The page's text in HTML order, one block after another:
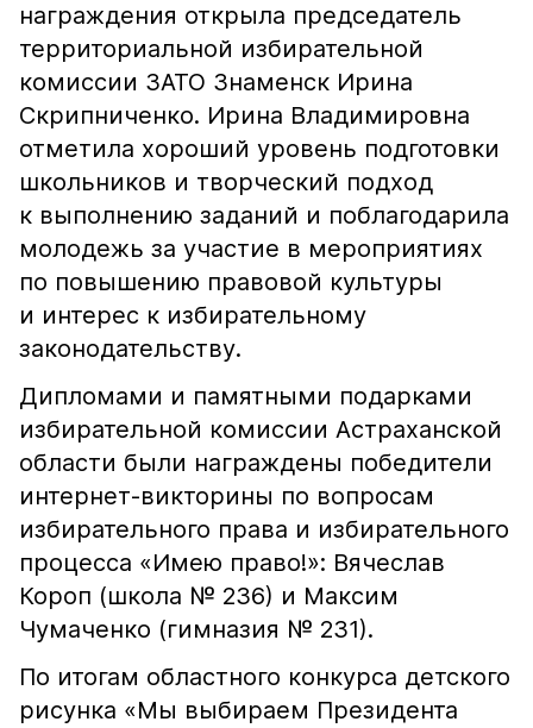
награждения открыла председатель
территориальной избирательной
комиссии ЗАТО Знаменск Ирина
Скрипниченко. Ирина Владимировна
отметила хороший уровень подготовки
школьников и творческий подход
к выполнению заданий и поблагодарила
молодежь за участие в мероприятиях
по повышению правовой культуры
и интерес к избирательному
законодательству.
Дипломами и памятными подарками
избирательной комиссии Астраханской
области были награждены победители
интернет-викторины по вопросам
избирательного права и избирательного
процесса «Имею право!»: Вячеслав
Короп (школа № 236) и Максим
Чумаченко (гимназия № 231).
По итогам областного конкурса детского
рисунка «Мы выбираем Президента